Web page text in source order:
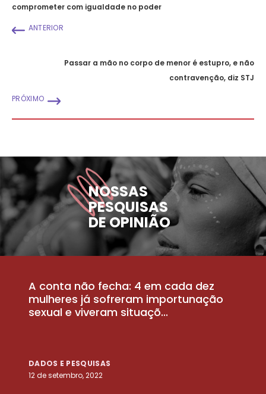
comprometer com igualdade no poder
ANTERIOR
Passar a mão no corpo de menor é estupro, e não
contravenção, diz STJ
PRÓXIMO
NOSSAS
PESQUISAS
DE OPINIÃO
A conta não fecha: 4 em cada dez
mulheres já sofreram importunação
sexual e viveram situaçõ...
DADOS E PESQUISAS
12 de setembro, 2022